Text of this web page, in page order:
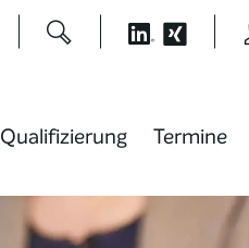
Qualifizierung Termine